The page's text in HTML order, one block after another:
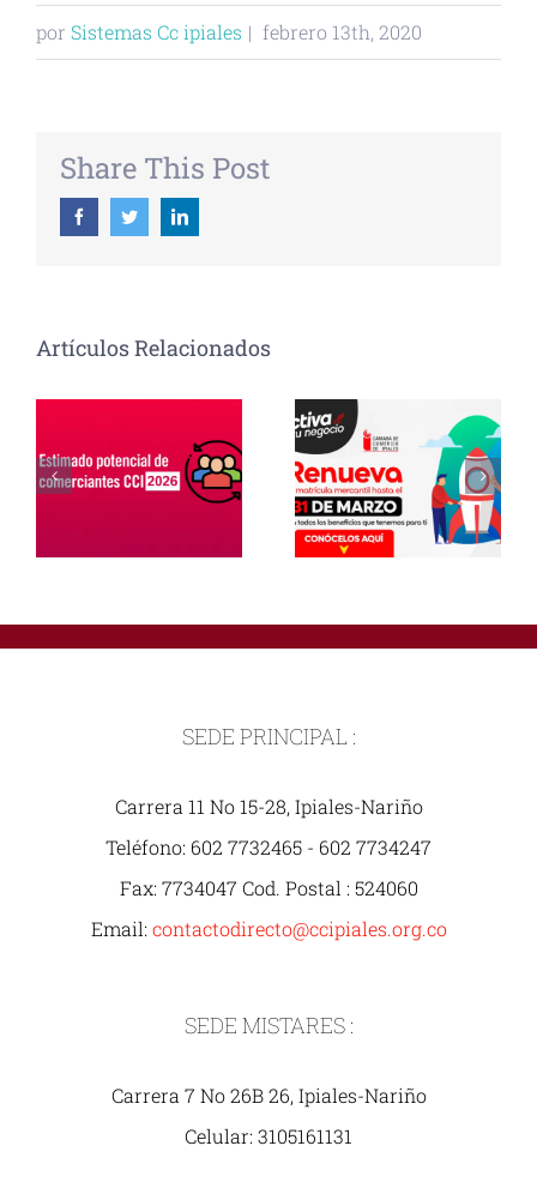
por Sistemas Cc ipiales | febrero 13th, 2020
Share This Post
FacebookTwitterLinkedin
Artículos Relacionados
SEDE PRINCIPAL :
Carrera 11 No 15-28, Ipiales-Nariño
Teléfono: 602 7732465 - 602 7734247
Fax: 7734047 Cod. Postal : 524060
Email: contactodirecto@ccipiales.org.co
SEDE MISTARES :
Carrera 7 No 26B 26, Ipiales-Nariño
Celular: 3105161131